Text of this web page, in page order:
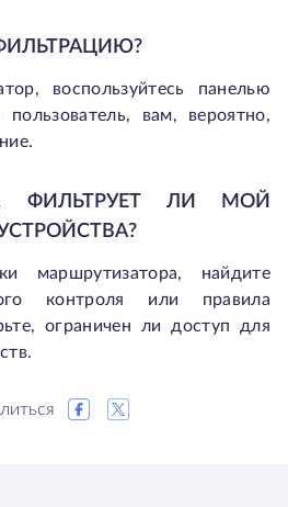
воспользуйтесь панелью
вам, вероятно,
ФИЛЬТРУЕТ ЛИ МОЙ
маршрутизатора, найдите
контроля или правила
ограничен ли доступ для